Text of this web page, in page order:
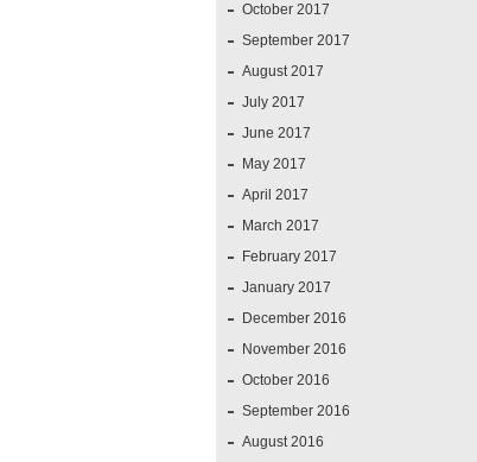
October 2017
September 2017
August 2017
July 2017
June 2017
May 2017
April 2017
March 2017
February 2017
January 2017
December 2016
November 2016
October 2016
September 2016
August 2016